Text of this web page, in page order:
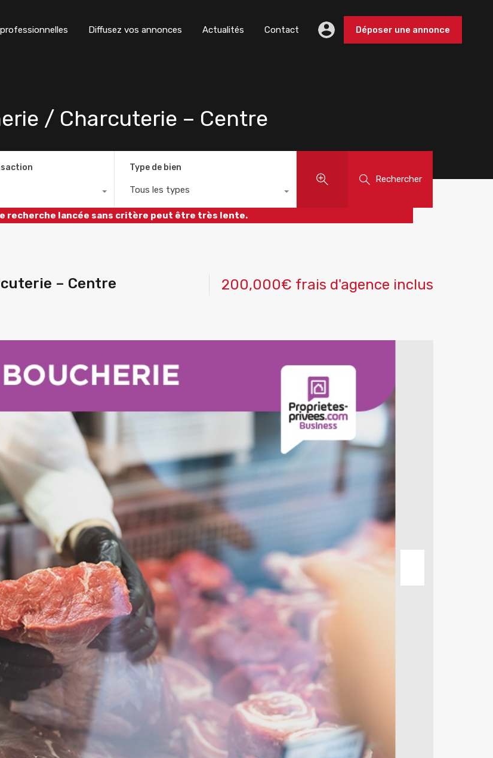
Diffusez vos annonces Actualités Contact Déposer une annonce
/ Charcuterie – Centre
Type de bien
Tous les types
Rechercher
recherche lancée sans critère peut être très lente.
– Centre 200,000€ frais d'agence inclus